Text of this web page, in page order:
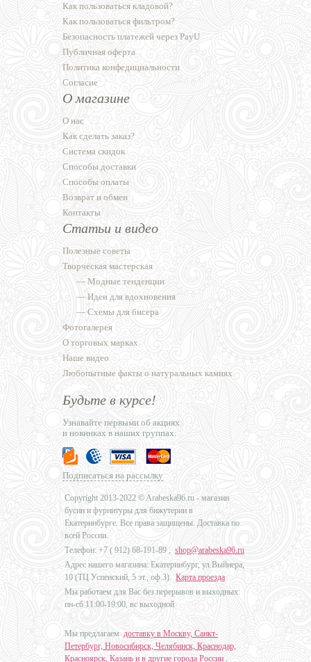
Как пользоваться кладовой?
Как пользоваться фильтром?
Безопасность платежей через PayU
Публичная оферта
Политика конфедициальности
Согласие
О магазине
О нас
Как сделать заказ?
Система скидок
Способы доставки
Способы оплаты
Возврат и обмен
Контакты
Статьи и видео
Полезные советы
Творческая мастерская
— Модные тенденции
— Идеи для вдохновения
— Схемы для бисера
Фотогалерея
О торговых марках
Наше видео
Любопытные факты о натуральных камнях
Будьте в курсе!
Узнавайте первыми об акциях
и новинках в наших группах:
Подписаться на рассылку
Copyright 2013-2022 © Arabeska96.ru - магазин
бусин и фурнитуры для бижутерии в
Екатеринбурге. Все права защищены. Доставка по
всей России.
Телефон: +7 ( 912) 68-191-89 , shop@arabeska96.ru
Адрес нашего магазина: Екатеринбург, ул.Выйнера,
10 (ТЦ Успенский, 5 эт., оф.3). Карта проезда
Мы работаем для Вас без перерывов и выходных:
пн-сб 11:00-19:00, вс выходной
Мы предлагаем доставку в Москву, Санкт-
Петербург, Новосибирск, Челябинск, Краснодар,
Красноярск, Казань и в другие города России .